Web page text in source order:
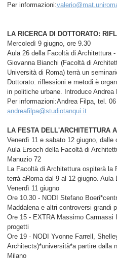
Per informazioni:
LA RICERCA DI DOTTORATO:
Mercoledì 9 giugno, ore 9.30
Aula 26 della Facoltà di Architettura
Giovanna Bianchi (Facoltà di
Università di Roma) terrà un
Dottorato: riflessioni e metodi è
in politiche urbane. Introduce Andrea
Per informazioni:Andrea Filpa, tel. 06
andreafilpa@studiotanqui.it
LA FESTA DELL'ARCHITETTURA
Venerdì 11 e sabato 12 giugno, dalle
Aula Ersoch della Facoltà di
Manuzio 72
La Facoltà di Architettura ospiterà la
terrà aRoma dal 9 al 12 giugno. Aula
Venerdì 11 giugno
Ore 10.30 - NODI Stefano
Maddalena e altri controversi grandi
Ore 15 - EXTRA Massimo Carmassi
progetti
Ore 19 - NODI Yvonne Farrell,
Architects)*università*a partire dalla
Milano